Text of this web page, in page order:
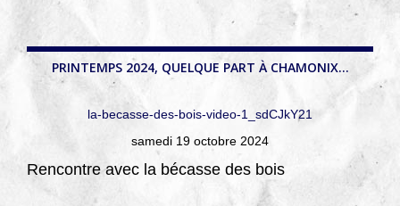
PRINTEMPS 2024, QUELQUE PART À CHAMONIX...
la-becasse-des-bois-video-1_sdCJkY21
samedi 19 octobre 2024
Rencontre avec la bécasse des bois